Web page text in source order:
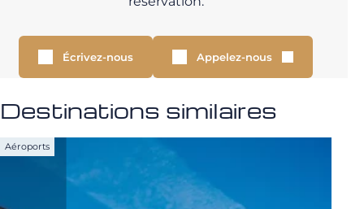
Écrivez-nous Appelez-nous
Destinations similaires
Aéroports